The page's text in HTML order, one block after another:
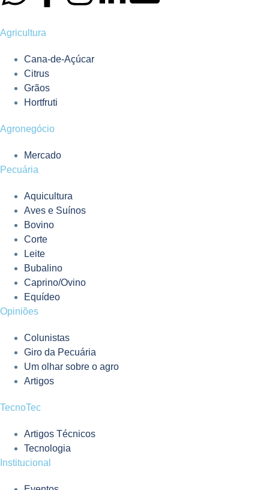
Agricultura
Cana-de-Açúcar
Citrus
Grãos
Hortfruti
Agronegócio
Mercado
Pecuária
Aquicultura
Aves e Suínos
Bovino
Corte
Leite
Bubalino
Caprino/Ovino
Equídeo
Opiniões
Colunistas
Giro da Pecuária
Um olhar sobre o agro
Artigos
TecnoTec
Artigos Técnicos
Tecnologia
Institucional